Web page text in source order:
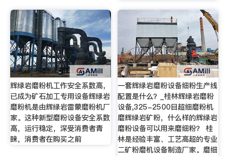
辉绿岩磨粉机工作安全系数高，
已成为矿石加工专用设备辉绿岩
磨粉机是由辉绿岩雷蒙磨粉机厂
家。这种新型磨粉设备安全系数
高，运行稳定，深受消费者青
睐，消费者在购买之前
一套辉绿岩磨粉设备细粉生产线
配置是什么？_桂林辉绿岩磨粉
设备,325-2500目超细磨粉机
磨辉绿岩矿粉，什么样的辉绿岩
磨粉设备可以用来磨细粉？ 桂
林是经验丰富、工艺高超的专业
二矿粉磨机设备制造厂家。磨细